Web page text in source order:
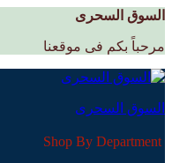
السوق السحرى
مرحباً بكم فى موقعنا
السوق السحرى
Shop By Department